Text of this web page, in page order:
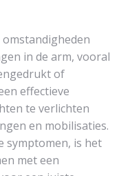
in de arm, vooral
of
effectieve
te verlichten
en mobilisaties.
symptomen, is het
met een